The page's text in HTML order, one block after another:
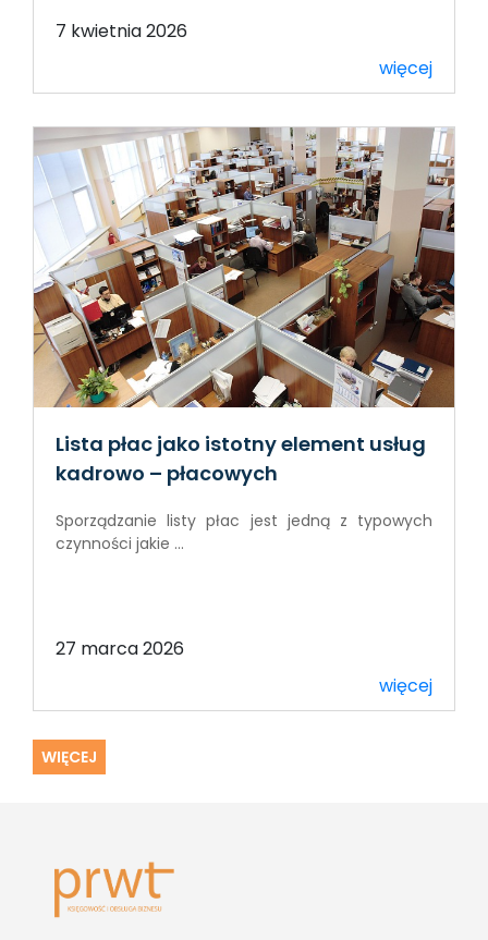
7 kwietnia 2026
więcej
Lista płac jako istotny element usług
kadrowo – płacowych
Sporządzanie listy płac jest jedną z typowych
czynności jakie ...
27 marca 2026
więcej
WIĘCEJ